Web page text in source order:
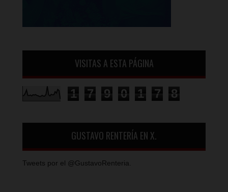
VISITAS A ESTA PÁGINA
1 7 9 0 1 7 8
GUSTAVO RENTERÍA EN X.
Tweets por el @GustavoRenteria.